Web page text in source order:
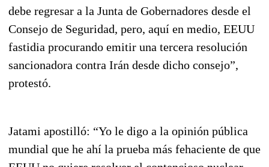
debe regresar a la Junta de Gobernadores desde el
Consejo de Seguridad, pero, aquí en medio, EEUU
fastidia procurando emitir una tercera resolución
sancionadora contra Irán desde dicho consejo”,
protestó.
Jatami apostilló: “Yo le digo a la opinión pública
mundial que he ahí la prueba más fehaciente de que